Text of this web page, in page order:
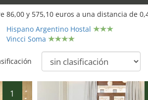
86,00 y 575,10 euros a una distancia de
Hispano Argentino Hostal
Vincci Soma
1